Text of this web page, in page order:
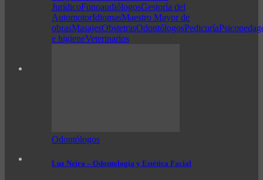
JurídicoFonoaudiólogosGestoría del
AutomotorIdiomasMaestro Mayor de
obrasMasajesObstetrasOdontólogosPedicuría
e higieneVeterinarios
Odontólogos
Luz Neira – Odontología y Estética Facial